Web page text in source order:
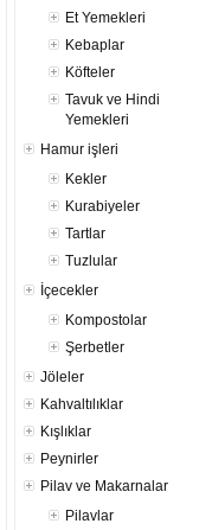
Et Yemekleri
Kebaplar
Köfteler
Tavuk ve Hindi
Yemekleri
Hamur işleri
Kekler
Kurabiyeler
Tartlar
Tuzlular
İçecekler
Kompostolar
Şerbetler
Jöleler
Kahvaltılıklar
Kışlıklar
Peynirler
Pilav ve Makarnalar
Pilavlar